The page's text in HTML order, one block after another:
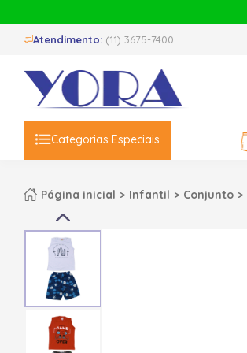
Atendimento: (11) 3675-7400
Categorias Especiais
Página inicial Infantil Conjunto